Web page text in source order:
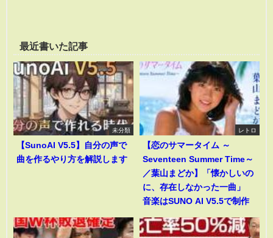
最近書いた記事
未分類
【SunoAI V5.5】自分の声で
曲を作るやり方を解説します
レトロ
【恋のサマータイム ～
Seventeen Summer Time～
／葉山まどか】「懐かしいの
に、存在しなかった一曲」
音楽はSUNO AI V5.5で制作